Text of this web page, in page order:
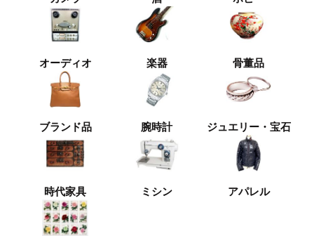
オーディオ 楽器 骨董品
ブランド品 腕時計 ジュエリー・宝石
時代家具 ミシン アパレル